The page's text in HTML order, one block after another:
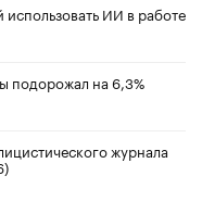
использовать ИИ в работе
подорожал на 6,3%
журнала